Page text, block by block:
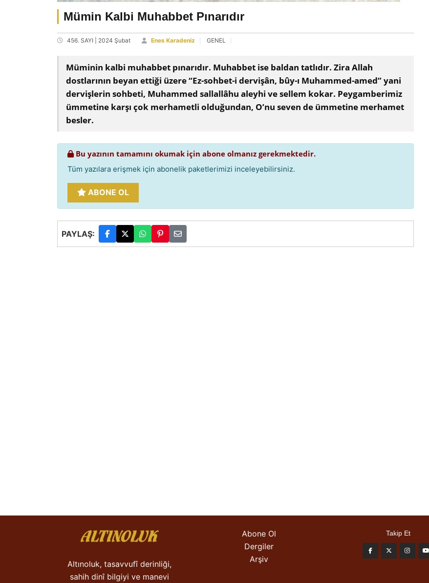
Mümin Kalbi Muhabbet Pınarıdır
456. SAYI | 2024 Şubat Enes Karadeniz GENEL
Müminin kalbi muhabbet pınarıdır. Muhabbet ise baldan tatlıdır. Zira Allah
dostlarının beyan ettiği üzere “Ez-sohbet-i dervişân, bûy-ı Muhammed-amed” yani
dervişlerin sohbeti, Muhammed sallallâhu aleyhi ve sellem kokar. Peygamberimiz
ümmetine karşı çok merhametli olduğundan, O’nu seven de ümmetine merhamet
besler.
Bu yazının tamamını okumak için abone olmanız gerekmektedir.
Tüm yazılara erişmek için abonelik paketlerimizi inceleyebilirsiniz.
ABONE OL
PAYLAŞ:
Altınoluk, tasavvufî derinliği,
sahih dinî bilgiyi ve manevi
Abone Ol
Dergiler
Arşiv
Takip Et